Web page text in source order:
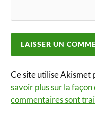
Ce site utilise Akismet
savoir plus sur la
commentaires sont